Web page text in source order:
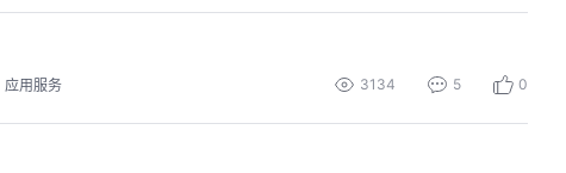
应用服务 3134 5 0